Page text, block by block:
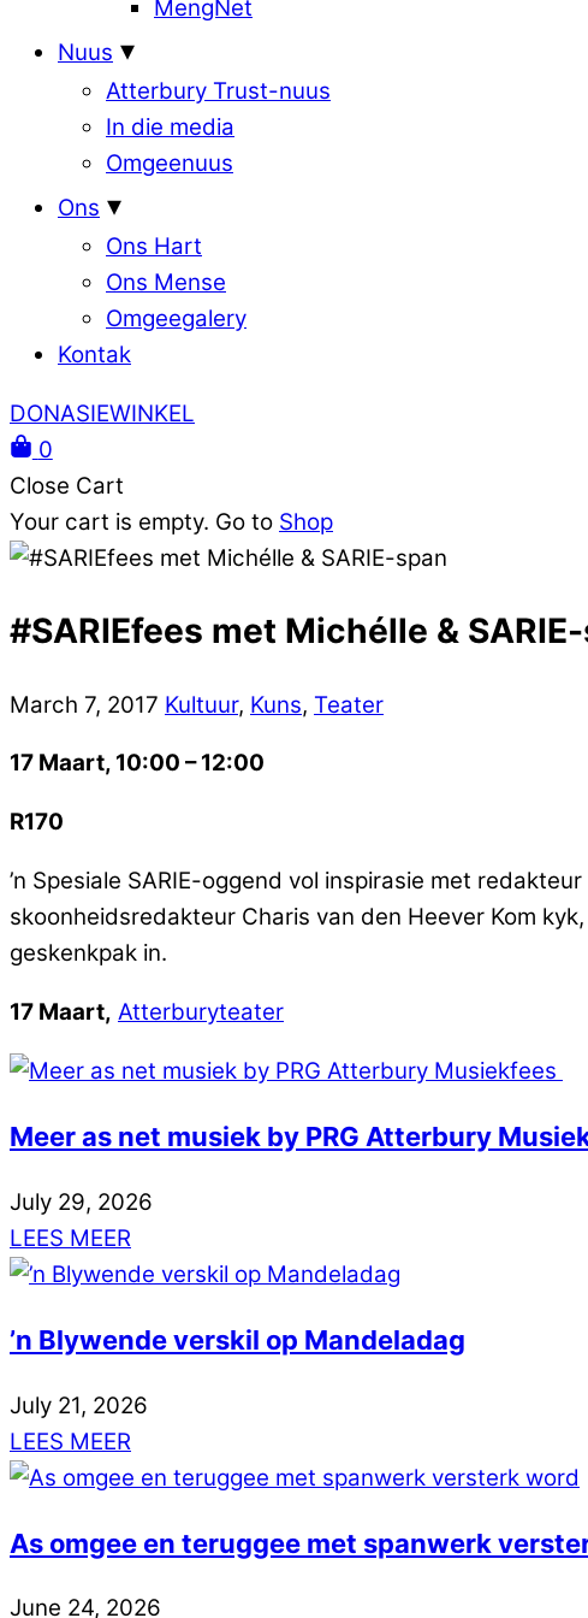
MengNet
Nuus
Atterbury Trust-nuus
In die media
Omgeenuus
Ons
Ons Hart
Ons Mense
Omgeegalery
Kontak
DONASIEWINKEL
0
Close Cart
Your cart is empty. Go to Shop
#SARIEfees met Michélle &
March 7, 2017 Kultuur, Kuns, Teater
17 Maart, 10:00 –12:00
R170
’n Spesiale SARIE-oggend vol inspirasie met
skoonheidsredakteur Charis van den Heever Kom
geskenkpak in.
17 Maart, Atterburyteater
Meer as net musiek by PRG Atterbury
July 29, 2026
LEES MEER
’n Blywende verskil op Mandeladag
July 21, 2026
LEES MEER
As omgee en teruggee met spanwerk
June 24, 2026